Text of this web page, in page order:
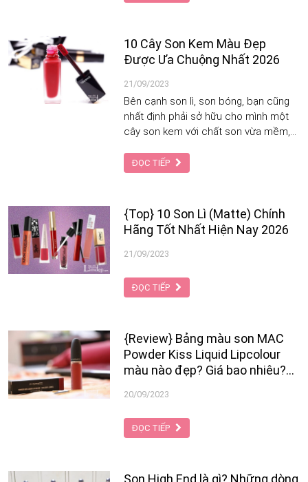
một dòng son best seller của hãng
dạng.
10 Cây Son Kem Màu Đẹp
Được Ưa Chuộng Nhất 2026
21/09/2023
Bên cạnh son lì, son bóng, bạn cũng
nhất định phải sở hữu cho mình một
cây son kem với chất son vừa mềm,
quyến rũ.
ĐỌC TIẾP
{Top} 10 Son Lì (Matte) Chính
Hãng Tốt Nhất Hiện Nay 2026
21/09/2023
ĐỌC TIẾP
{Review} Bảng màu son MAC
Powder Kiss Liquid Lipcolour
màu nào đẹp? Giá bao nhiêu?
20/09/2023
ĐỌC TIẾP
Son High End là gì? Những dòng